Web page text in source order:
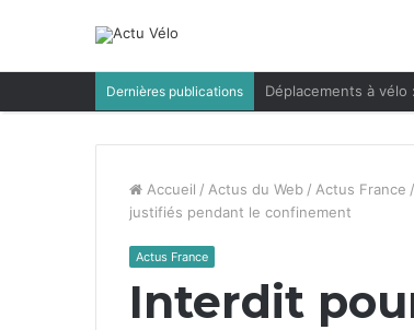
Dernières publications Déplacements à
Accueil / Actus du Web / Actus France /
justifiés pendant le confinement
Actus France
Interdit